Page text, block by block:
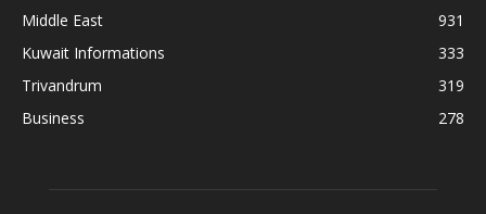
Middle East
931
Kuwait Informations
333
Trivandrum
319
Business
278